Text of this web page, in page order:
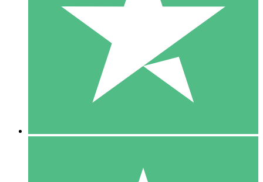
Betaal per gebruik met downloadtegoeden. Geen maandelijkse
1000
10 Downloaden